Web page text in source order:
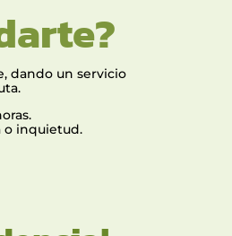
dando un servicio
o inquietud.